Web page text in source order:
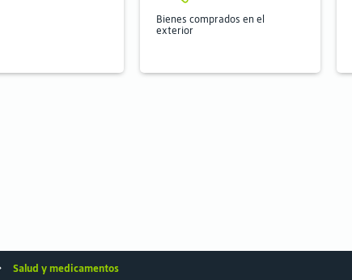
Bienes comprados en el
exterior
Salud y medicamentos